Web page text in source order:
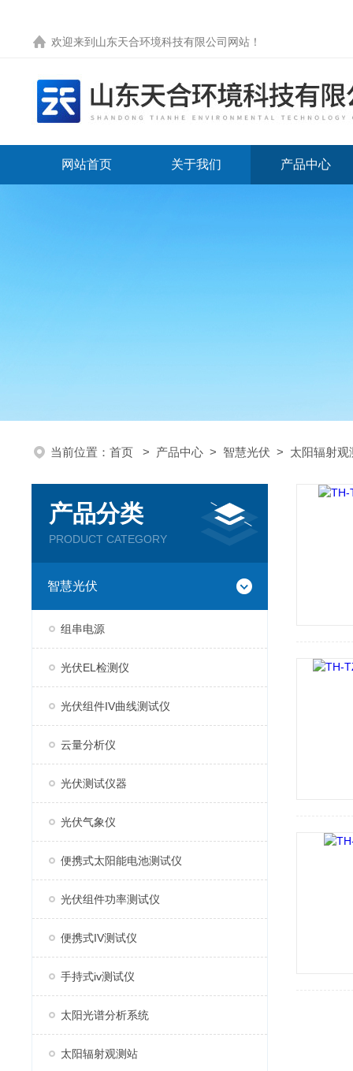
欢迎来到 山东天合环境科技有限公司网站 ！
网站首页 关于我们 产品中心
当前位置： 首页 > 产品中心 > 智慧光伏 > 太阳辐射观
产品分类
PRODUCT CATEGORY
智慧光伏
组串电源
光伏EL检测仪
光伏组件IV曲线测试仪
云量分析仪
光伏测试仪器
光伏气象仪
便携式太阳能电池测试仪
光伏组件功率测试仪
便携式IV测试仪
手持式iv测试仪
太阳光谱分析系统
太阳辐射观测站